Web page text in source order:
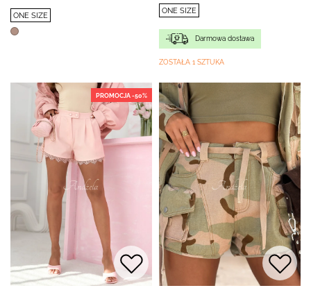
ONE SIZE
ONE SIZE
Darmowa dostawa
ZOSTAŁA 1 SZTUKA
PROMOCJA -50%